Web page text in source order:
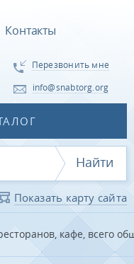
Контакты
Перезвонить мне
info@snabtorg.org
Найти
Показать карту сайта
кафе, всего